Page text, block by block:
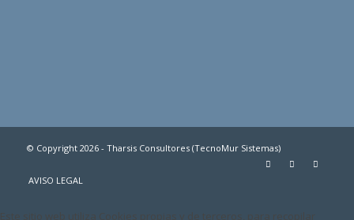
© Copyright 2026 - Tharsis Consultores (TecnoMur Sistemas)
AVISO LEGAL
Este sitio web utiliza Cookies propias y de terceros, para recopilar